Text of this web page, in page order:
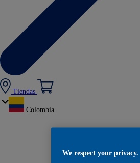
Tiendas
Colombia
We respect your privacy.